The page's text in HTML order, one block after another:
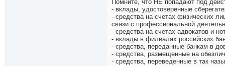
Помните, что НЕ попадают под
- вклады, удостоверенные
- средства на счетах физических
связи с профессиональной
- средства на счетах адвокатов и
- вклады в филиалах российских
- средства, переданные банкам в
- средства, размещенные на
- средства, переведенные в так